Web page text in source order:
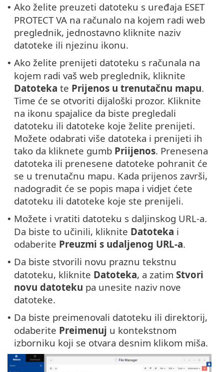
• Ako želite preuzeti datoteku s uređaja ESET
PROTECT VA na računalo na kojem radi web
preglednik, jednostavno kliknite naziv
datoteke ili njezinu ikonu.
• Ako želite prenijeti datoteku s računala na
kojem radi vaš web preglednik, kliknite
Datoteka te Prijenos u trenutačnu mapu.
Time će se otvoriti dijaloški prozor. Kliknite
na ikonu spajalice da biste pregledali
datoteku ili datoteke koje želite prenijeti.
Možete odabrati više datoteka i prenijeti ih
tako da kliknete gumb Priijenos. Prenesena
datoteka ili prenesene datoteke pohranit će
se u trenutačnu mapu. Kada prijenos završi,
nadogradit će se popis mapa i vidjet ćete
datoteku ili datoteke koje ste prenijeli.
• Možete i vratiti datoteku s daljinskog URL-a.
Da biste to učinili, kliknite Datoteka i
odaberite Preuzmi s udaljenog URL-a.
• Da biste stvorili novu praznu tekstnu
datoteku, kliknite Datoteka, a zatim Stvori
novu datoteku pa unesite naziv nove
datoteke.
• Da biste preimenovali datoteku ili direktorij,
odaberite Preimenuj u kontekstnom
izborniku koji se otvara desnim klikom miša.